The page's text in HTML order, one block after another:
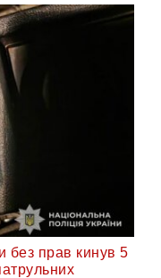
без прав кинув 5